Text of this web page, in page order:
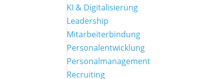
KI & Digitalisierung
Leadership
Mitarbeiterbindung
Personalentwicklung
Personalmanagement
Recruiting